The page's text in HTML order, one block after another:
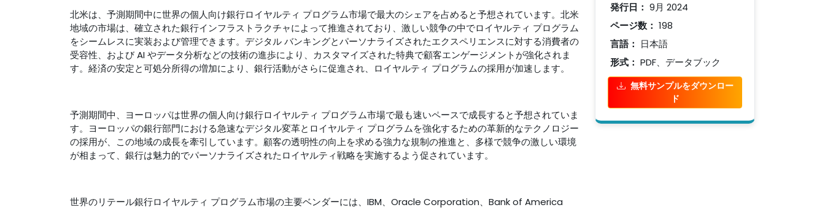
北米は、予測期間中に世界の個人向け銀行ロイヤルティ プログラム市場で最大のシェアを占めると予想されています。北米
地域の市場は、確立された銀行インフラストラクチャによって推進されており、激しい競争の中でロイヤルティ プログラム
をシームレスに実装および管理できます。デジタル バンキングとパーソナライズされたエクスペリエンスに対する消費者の
受容性、および AI やデータ分析などの技術の進歩により、カスタマイズされた特典で顧客エンゲージメントが強化されま
す。経済の安定と可処分所得の増加により、銀行活動がさらに促進され、ロイヤルティ プログラムの採用が加速します。
予測期間中、ヨーロッパは世界の個人向け銀行ロイヤルティ プログラム市場で最も速いペースで成長すると予想されていま
す。ヨーロッパの銀行部門における急速なデジタル変革とロイヤルティ プログラムを強化するための革新的なテクノロジー
の採用が、この地域の成長を牽引しています。顧客の透明性の向上を求める強力な規制の推進と、多様で競争の激しい環境
が相まって、銀行は魅力的でパーソナライズされたロイヤルティ戦略を実施するよう促されています。
世界のリテール銀行ロイヤルティ プログラム市場の主要ベンダーには、IBM、Oracle Corporation、Bank of America
発行日： 9月 2024
ページ数： 198
言語： 日本語
形式： PDF、データブック
無料サンプルをダウンロー
ド